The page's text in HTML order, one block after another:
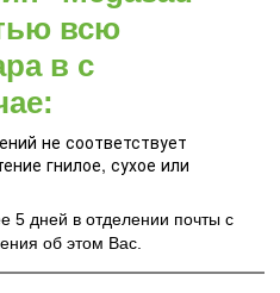
всю
в с
не соответствует
гнилое, сухое или
5 дней в отделении почты с
об этом Вас.